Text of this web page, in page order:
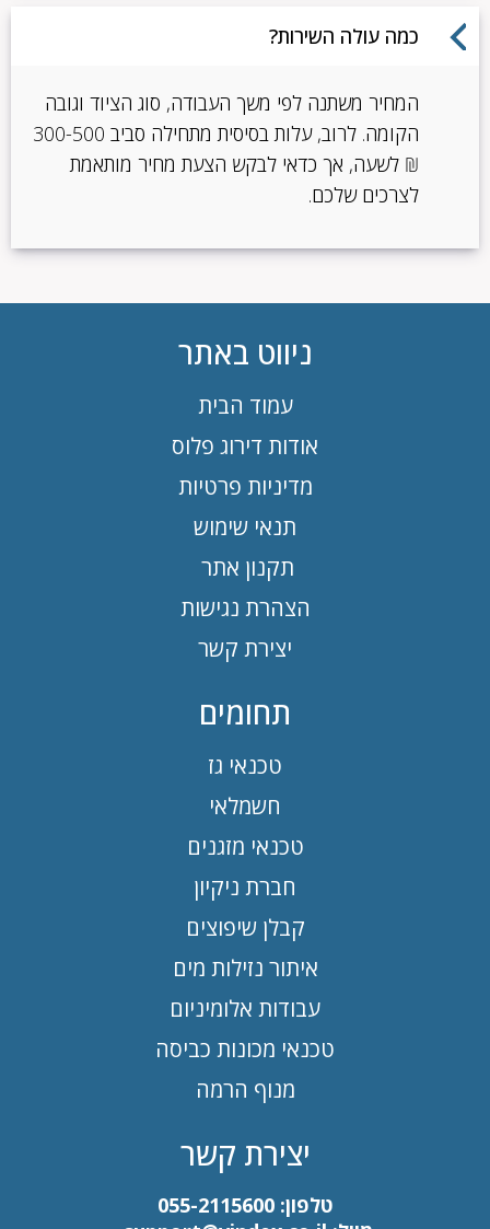
כמה עולה השירות?
המחיר משתנה לפי משך העבודה, סוג הציוד וגובה
הקומה. לרוב, עלות בסיסית מתחילה סביב 300-500
₪ לשעה, אך כדאי לבקש הצעת מחיר מותאמת
לצרכים שלכם.
ניווט באתר
עמוד הבית
אודות דירוג פלוס
מדיניות פרטיות
תנאי שימוש
תקנון אתר
הצהרת נגישות
יצירת קשר
תחומים
טכנאי גז
חשמלאי
טכנאי מזגנים
חברת ניקיון
קבלן שיפוצים
איתור נזילות מים
עבודות אלומיניום
טכנאי מכונות כביסה
מנוף הרמה
יצירת קשר
טלפון: 055-2115600